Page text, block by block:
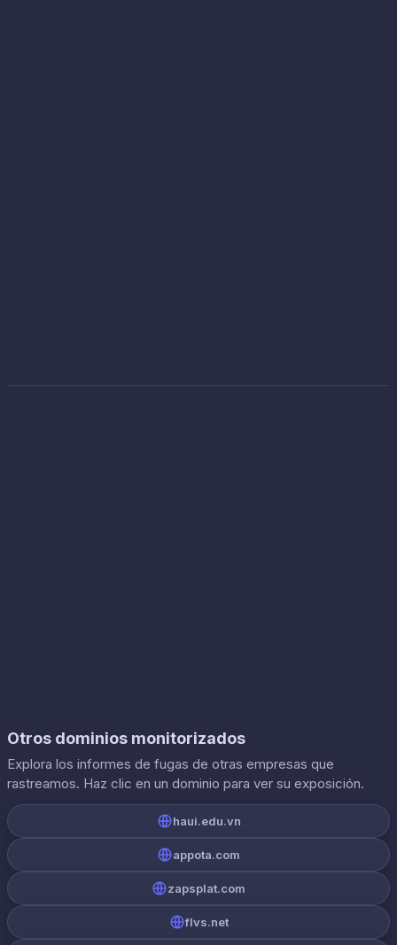
Otros dominios monitorizados
Explora los informes de fugas de otras empresas que
rastreamos. Haz clic en un dominio para ver su exposición.
haui.edu.vn
appota.com
zapsplat.com
flvs.net